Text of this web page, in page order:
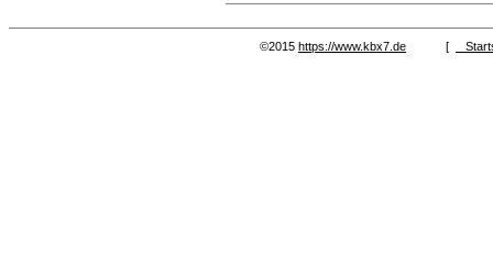
©2015 https://www.kbx7.de [